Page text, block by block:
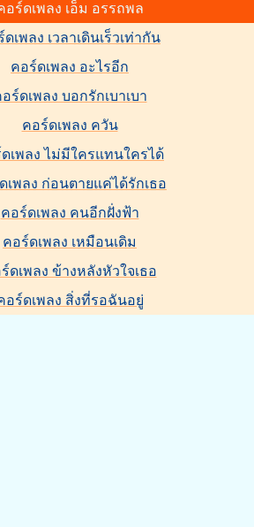
อร์ดเพลง เอ็ม อรรถพล
ดเพลง เวลาเดินเร็วเท่ากัน
คอร์ดเพลง อะไรอีก
ร์ดเพลง บอกรักเบาเบา
คอร์ดเพลง ควัน
เพลง ไม่มีใครแทนใครได้
เพลง ก่อนตายแค่ได้รักเธอ
คอร์ดเพลง คนอีกฝั่งฟ้า
คอร์ดเพลง เหมือนเดิม
ดเพลง ข้างหลังหัวใจเธอ
อร์ดเพลง สิ่งที่รอฉันอยู่